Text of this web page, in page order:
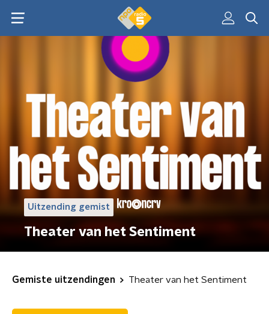
Uitzending gemist
Theater van het Sentiment
Gemiste uitzendingen Theater van het Sentiment